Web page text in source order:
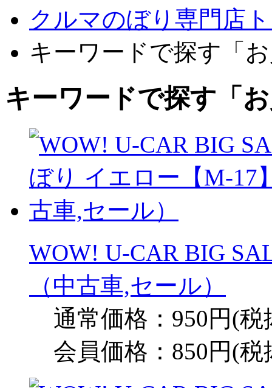
クルマのぼり専門店
キーワードで探す「
キーワードで探す「
WOW! U-CAR BIG
（中古車,セール）
通常価格：950円(税
会員価格：850円(税